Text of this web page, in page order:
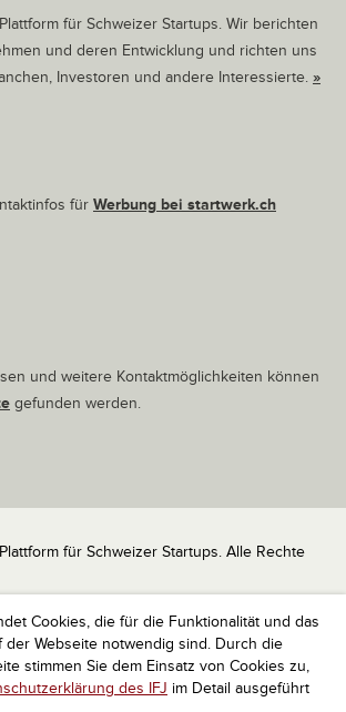
Cookies, die für die Funktionalität und das
der Webseite notwendig sind. Durch die
stimmen Sie dem Einsatz von Cookies zu,
des IFJ im Detail ausgeführt
für Schweizer Startups. Wir berichten
und deren Entwicklung und richten uns
Investoren und andere Interessierte. »
für Werbung bei startwerk.ch
und weitere Kontaktmöglichkeiten können
gefunden werden.
für Schweizer Startups. Alle Rechte